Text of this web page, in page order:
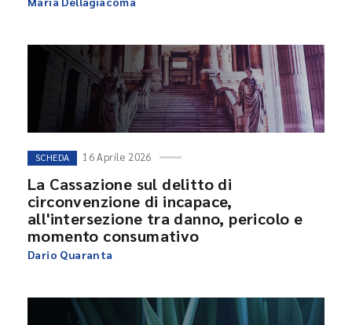
SCHEDA 16 Aprile 2026
La Cassazione sul delitto di
circonvenzione di incapace,
all'intersezione tra danno, pericolo e
momento consumativo
Dario Quaranta